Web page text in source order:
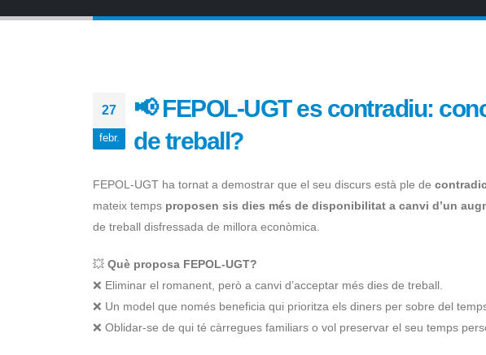
27
febr.
📢 FEPOL-UGT es contradiu:
de treball?
FEPOL-UGT ha tornat a demostrar que el seu discurs està ple de
mateix temps proposen sis dies més de disponibilitat a canvi d’un
de treball disfressada de millora econòmica.
💥 Què proposa FEPOL-UGT?
❌ Eliminar el romanent, però a canvi d’acceptar més dies de treball.
❌ Un model que només beneficia qui prioritza els diners per sobre del
❌ Oblidar-se de qui té càrregues familiars o vol preservar el seu temps